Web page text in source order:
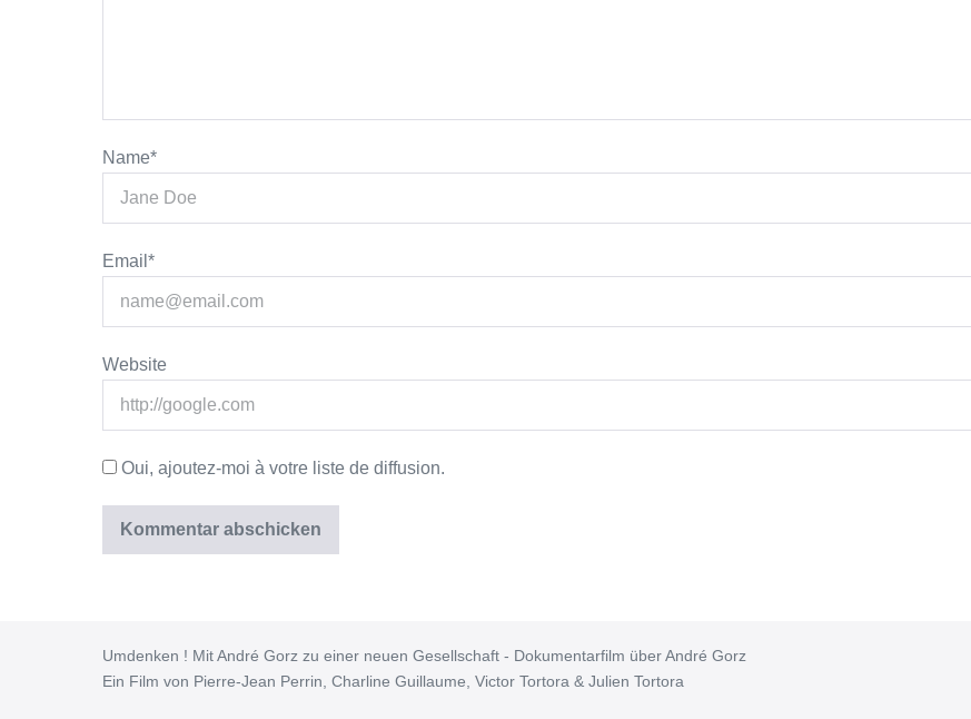
Name*
Email*
Website
Oui, ajoutez-moi à votre liste de diffusion.
Umdenken ! Mit André Gorz zu einer neuen Gesellschaft - Dokumentarfilm über André Gorz
Ein Film von Pierre-Jean Perrin, Charline Guillaume, Victor Tortora & Julien Tortora